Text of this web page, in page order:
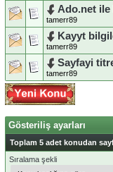
Ado.net
tamerr89
Kayyt
tamerr89
Sayfayi
tamerr89
Gösteriliş ayarları
Toplam 5 adet konudan
Sıralama şekli